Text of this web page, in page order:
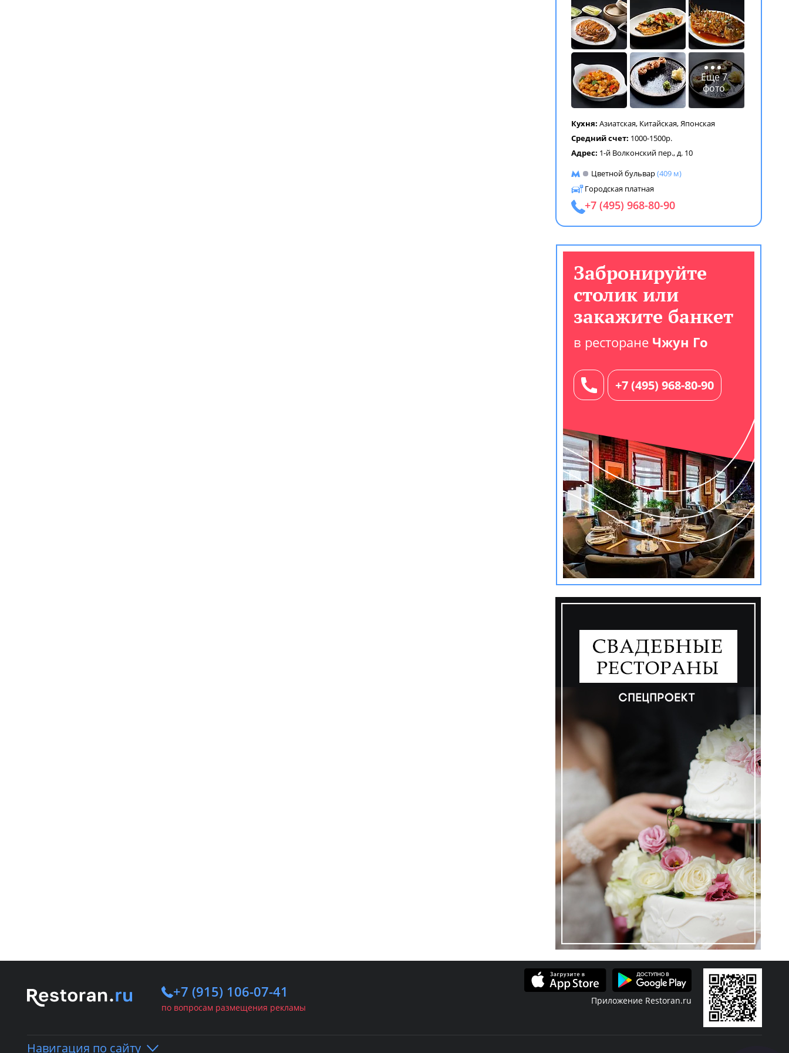
Еще 7
фото
Кухня: Азиатская, Китайская,Японская
Средний счет: 1000-1500р.
Адрес: 1-й Волконский пер., д. 10
Цветной бульвар(409 м)
Городская платная
+7 (495) 968-80-90
Забронируйте
столик или
закажите банкет
в ресторане Чжун Го
+7 (495) 968-80-90
+7 (915) 106-07-41
по вопросам размещения рекламы
Приложение Restoran.ru
Навигация по сайту